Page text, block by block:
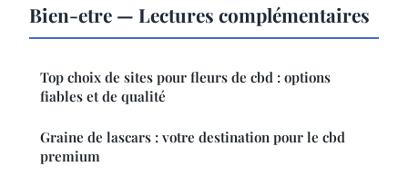
Bien-etre — Lectures complémentaires
Top choix de sites pour fleurs de cbd : options
fiables et de qualité
Graine de lascars : votre destination pour le cbd
premium